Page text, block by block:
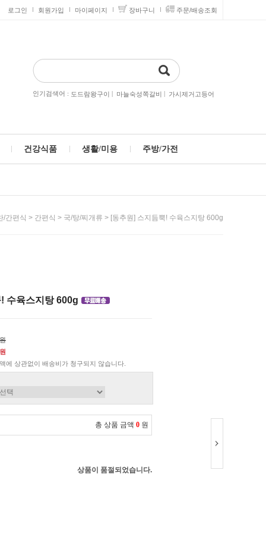
로그인 회원가입 마이페이지 장바구니 주문/배송조회
인기검색어 : 도드람왕구이 | 마늘숙성쪽갈비 | 가시제거고등어
건강식품 생활/미용 주방/가전
/간편식 > 간편식 > 국/탕/찌개류 > [동추원] 스지듬뿍! 수육스지탕 600g
수육스지탕 600g
에 상관없이 배송비가 청구되지 않습니다.
총 상품 금액 0 원
상품이 품절되었습니다.